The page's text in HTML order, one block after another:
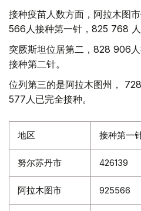
接种疫苗人数方面，阿拉木图
566人接种第一针，825 768 人
突厥斯坦位居第二，828 906
接种第二针。
位列第三的是阿拉木图州，
577人已完全接种。
地区 接种第一
努尔苏丹市 426139
阿拉木图市 925566